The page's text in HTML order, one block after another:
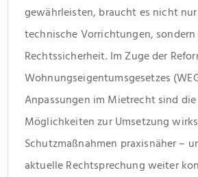
gewährleisten, braucht es nicht
technische Vorrichtungen, sondern
Rechtssicherheit. Im Zuge der
Wohnungseigentumsgesetzes
Anpassungen im Mietrecht sind
Möglichkeiten zur Umsetzung
Schutzmaßnahmen praxisnäher –
aktuelle Rechtsprechung weiter